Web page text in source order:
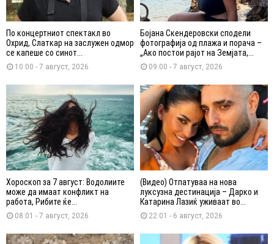
По концертниот спектакл во
Охрид, Слаткар на заслужен одмор
се капеше со синот...
10:00 - 7 август, 2026
Бојана Скендеровски сподели
фотографија од плажа и порача –
„Ако постои рајот на Земјата,...
09:00 - 7 август, 2026
Хороскоп за 7 август: Водолиите
може да имаат конфликт на
работа, Рибите ќе...
08:01 - 7 август, 2026
(Видео) Отпатуваа на нова
луксузна дестинација – Дарко и
Катарина Лазиќ уживаат во...
22:01 - 6 август, 2026